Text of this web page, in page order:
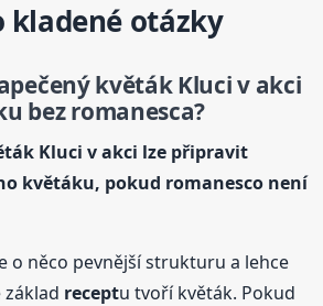
kladené otázky
květák Kluci v akci
bez romanesca?
Kluci v akci lze připravit
květáku, pokud romanesco není
o něco pevnější strukturu a lehce
receptu tvoří květák. Pokud